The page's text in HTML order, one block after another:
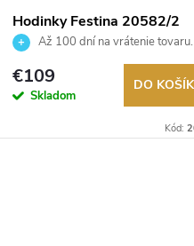
Hodinky Festina 20582/2
Až 100 dní na vrátenie tovaru.
Autorizovaný predajca.
€109
Skladom
DO
Kód: